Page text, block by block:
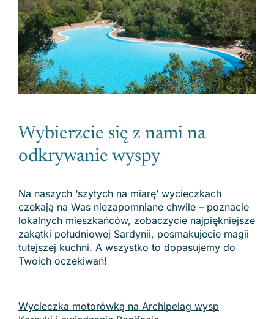
Wybierzcie się z nami na
odkrywanie wyspy
Na naszych ‘szytych na miarę’ wycieczkach
czekają na Was niezapomniane chwile – poznacie
lokalnych mieszkańców, zobaczycie najpiękniejsze
zakątki południowej Sardynii, posmakujecie magii
tutejszej kuchni. A wszystko to dopasujemy do
Twoich oczekiwań!
Wycieczka motorówką na Archipelag wysp